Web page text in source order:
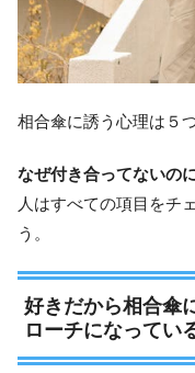
相合傘に誘う心理は５
なぜ付き合ってないの
人はすべての項目をチ
う。
好きだから相合傘
ローチになってい